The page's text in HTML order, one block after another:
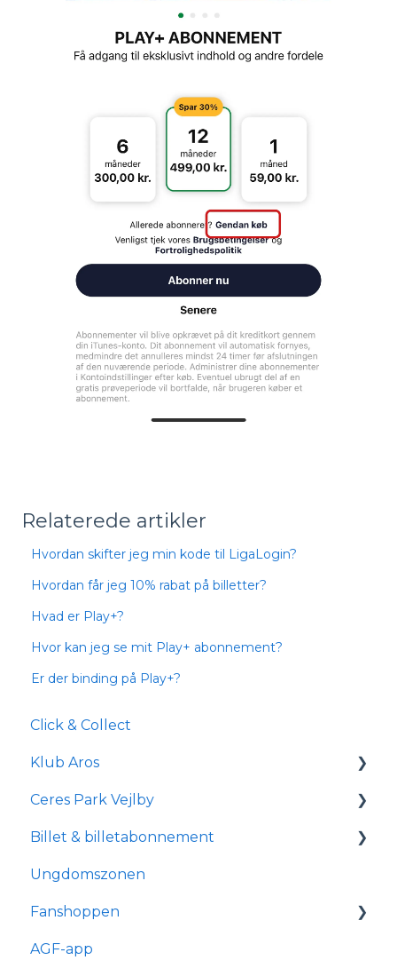
Relaterede artikler
Hvordan skifter jeg min kode til LigaLogin?
Hvordan får jeg 10% rabat på billetter?
Hvad er Play+?
Hvor kan jeg se mit Play+ abonnement?
Er der binding på Play+?
Click & Collect
Klub Aros
Om Klub Aros
Hvad indeholder Klub Aros?
Tilmelding og medlemskab
Ceres Park Vejlby
Information om Ceres Park Vejlby
Transport og parkering
Forhold for handicappede og
Billet & billetabonnement
Generelle spørgsmål
Om reservationsabonnement
Billetkøb
Ungdomszonen
Fanshoppen
Generelle spørgsmål
AGF-app